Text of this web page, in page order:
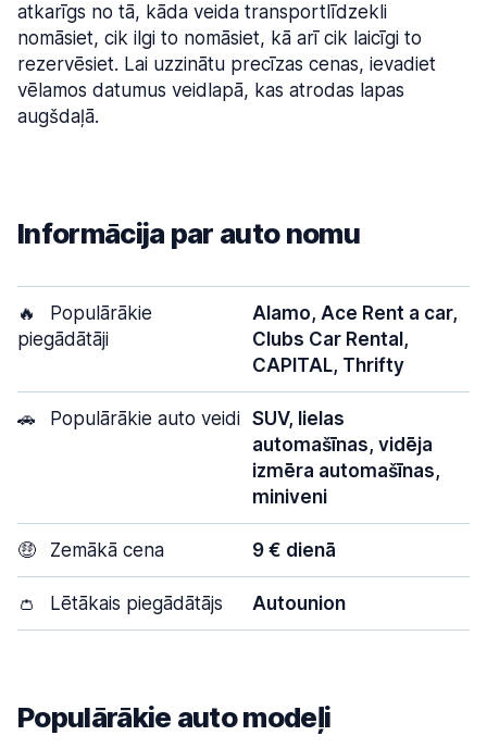
atkarīgs no tā, kāda veida transportlīdzekli
nomāsiet, cik ilgi to nomāsiet, kā arī cik laicīgi to
rezervēsiet. Lai uzzinātu precīzas cenas, ievadiet
vēlamos datumus veidlapā, kas atrodas lapas
augšdaļā.
Informācija par auto nomu
🔥
Populārākie
piegādātāji
Alamo, Ace Rent a car,
Clubs Car Rental,
CAPITAL, Thrifty
🚗 Populārākie auto veidi SUV, lielas
automašīnas, vidēja
izmēra automašīnas,
miniveni
🤑 Zemākā cena 9 € dienā
👛 Lētākais piegādātājs Autounion
Populārākie auto modeļi